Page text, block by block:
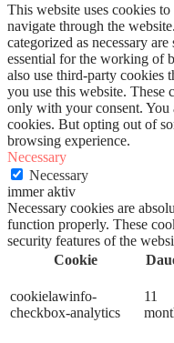
This website uses cookies
navigate through the
categorized as necessary
essential for the working of
also use third-party cookies
you use this website.
only with your consent. You
cookies. But opting out of
browsing experience.
Necessary
Necessary
immer aktiv
Necessary cookies are
function properly. These
security features of the
Cookie
cookielawinfo-
checkbox-analytics
11